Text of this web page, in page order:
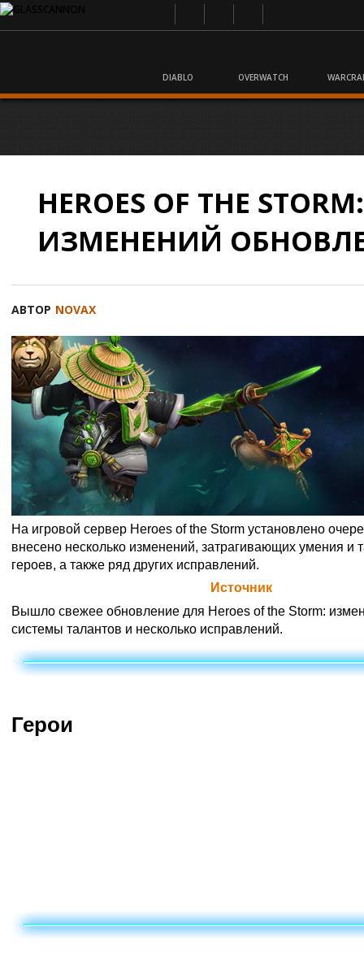
DIABLO OVERWATCH
HEROES OF THE
ИЗМЕНЕНИЙ
АВТОР NOVAX
На игровой сервер Heroes of the Storm установлено
внесено несколько изменений, затрагивающих умения и
героев, а также ряд других исправлений.
Источник
Вышло свежее обновление для Heroes of the Storm:
системы талантов и несколько исправлений.
Герои